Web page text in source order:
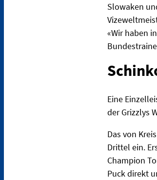
Slowaken
«Wir haben
Eine
der Grizzlys
Das von
Drittel ein.
Champion
Puck direkt